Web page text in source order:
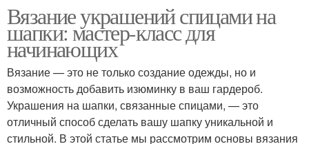
Украшения на шапку Украшения на шапки
Простая шапка Работы над украшением
Вязание украшений спицами на
шапки: мастер-класс для
начинающих
Вязание — это не только создание одежды, но и
возможность добавить изюминку в ваш гардероб.
Украшения на шапки, связанные спицами, — это
отличный способ сделать вашу шапку уникальной и
стильной. В этой статье мы рассмотрим основы вязания